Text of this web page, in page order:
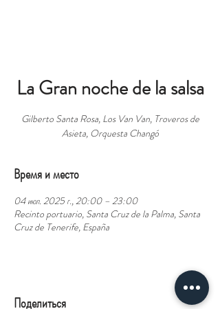
La Gran noche de la salsa
Gilberto Santa Rosa, Los Van Van, Troveros de
Asieta, Orquesta Changó
Время и место
04 июл. 2025 г., 20:00 – 23:00
Recinto portuario, Santa Cruz de la Palma, Santa
Cruz de Tenerife, España
Поделиться